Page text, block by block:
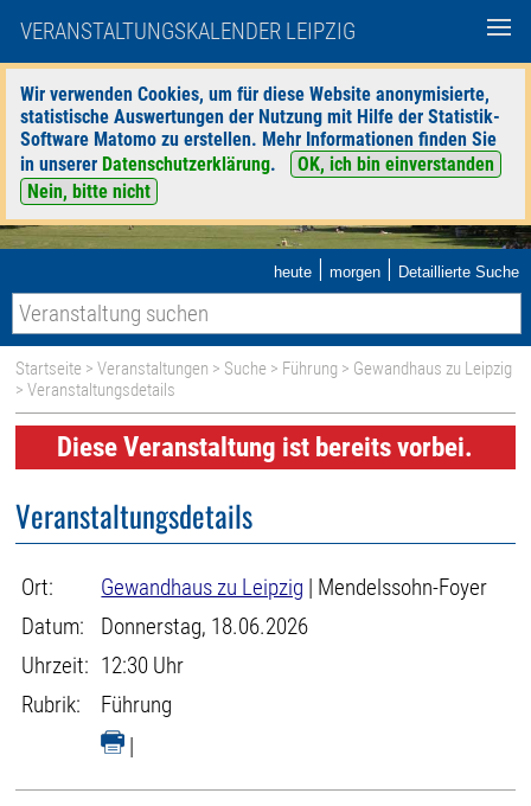
VERANSTALTUNGSKALENDER LEIPZIG
Wir verwenden Cookies, um für diese Website anonymisierte,
statistische Auswertungen der Nutzung mit Hilfe der Statistik-
Software Matomo zu erstellen. Mehr Informationen finden Sie
in unserer Datenschutzerklärung.
OK, ich bin einverstanden
Nein, bitte nicht
heute | morgen | Detaillierte Suche
Startseite >Veranstaltungen > Suche > Führung > Gewandhaus zu Leipzig
> Veranstaltungsdetails
Diese Veranstaltung ist bereits vorbei.
Veranstaltungsdetails
Ort: Gewandhaus zu Leipzig | Mendelssohn-Foyer
Datum:
Donnerstag, 18.06.2026
Uhrzeit: 12:30 Uhr
Rubrik:
Führung
|